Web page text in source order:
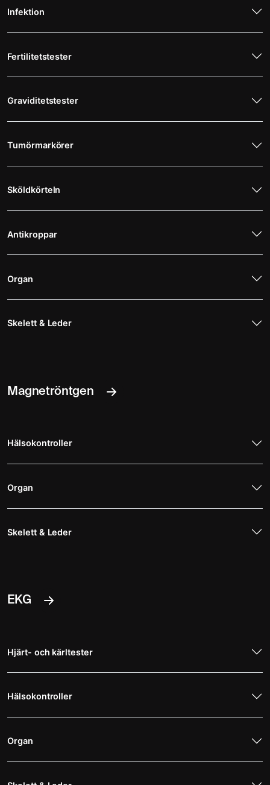
Infektion
Fertilitetstester
Graviditetstester
Tumörmarkörer
Sköldkörteln
Antikroppar
Organ
Skelett & Leder
Magnetröntgen
Hälsokontroller
Organ
Skelett & Leder
EKG
Hjärt- och kärltester
Hälsokontroller
Organ